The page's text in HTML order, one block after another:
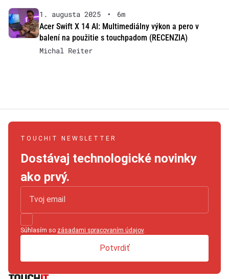
1. augusta 2025 •
6m
Acer Swift X 14 AI: Multimediálny výkon a pero v
balení na použitie s touchpadom (RECENZIA)
Michal Reiter
TOUCHIT NEWSLETTER
Dostávaj technologické novinky
ako prvý.
Súhlasím so zásadami spracovaním údajov.
Potvrdiť